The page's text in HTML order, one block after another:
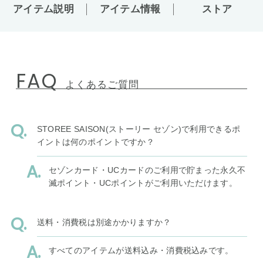
アイテム説明 アイテム情報 ストア
FAQ よくあるご質問
STOREE SAISON(ストーリー セゾン)で利用できるポ
イントは何のポイントですか？
セゾンカード・UCカードのご利用で貯まった永久不
滅ポイント・UCポイントがご利用いただけます。
送料・消費税は別途かかりますか？
すべてのアイテムが送料込み・消費税込みです。